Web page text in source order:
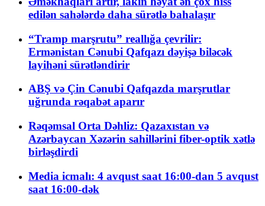
edilən sahələrdə daha sürətlə bahalaşır
“Tramp marşrutu” reallığa çevrilir:
Ermənistan Cənubi Qafqazı dəyişə biləcək
layihəni sürətləndirir
ABŞ və Çin Cənubi Qafqazda marşrutlar
uğrunda rəqabət aparır
Rəqəmsal Orta Dəhliz: Qazaxıstan və
Azərbaycan Xəzərin sahillərini fiber-optik xətlə
birləşdirdi
Media icmalı: 4 avqust saat 16:00-dan 5 avqust
saat 16:00-dək